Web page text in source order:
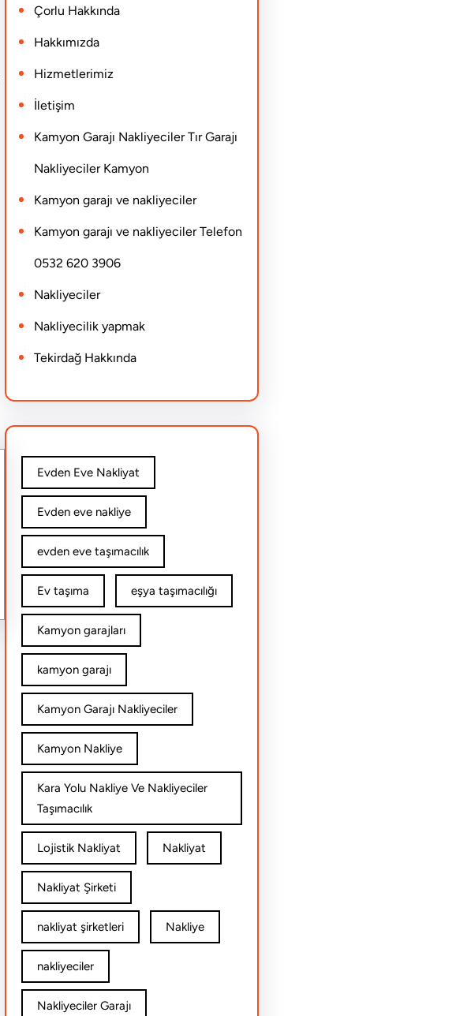
Çorlu Hakkında
Hakkımızda
Hizmetlerimiz
İletişim
Kamyon Garajı Nakliyeciler Tır Garajı
Nakliyeciler Kamyon
Kamyon garajı ve nakliyeciler
Kamyon garajı ve nakliyeciler Telefon
0532 620 3906
Nakliyeciler
Nakliyecilik yapmak
Tekirdağ Hakkında
Evden Eve Nakliyat
Evden eve nakliye
evden eve taşımacılık
Ev taşıma eşya taşımacılığı
Kamyon garajları
kamyon garajı
Kamyon Garajı Nakliyeciler
Kamyon Nakliye
Kara Yolu Nakliye Ve Nakliyeciler
Taşımacılık
Lojistik Nakliyat Nakliyat
Nakliyat Şirketi
nakliyat şirketleri Nakliye
nakliyeciler
Nakliyeciler Garajı